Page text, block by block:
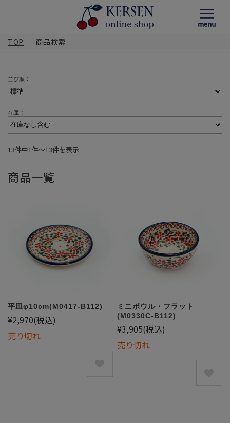
TOP 商品検索
並び順：
在庫：
13件中1件〜13件を表示
商品一覧
平皿φ10cm(M0417-B112)
¥2,970(税込)
売り切れ
ミニボウル・フラット
(M0330C-B112)
¥3,905(税込)
売り切れ